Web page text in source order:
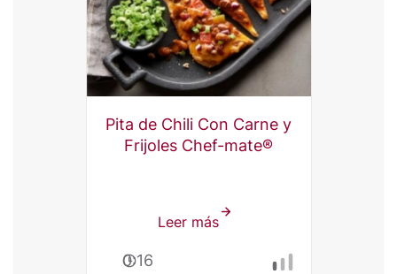
y
Frijoles
Chef-
mate®
Pita de Chili Con Carne y
Frijoles Chef-mate®
Leer mássobre
0:16